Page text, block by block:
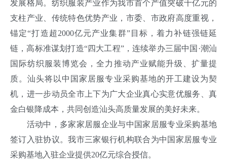
发展格局。纺织服装产业作为我市首个产值突破千亿元的
支柱产业、传统特色优势产业，市委、市政府高度重视，
锚定“打造超2000亿元产业集群”目标，着力补链强链延
链，高标准谋划打造“四大工程”，连续举办三届中国·潮汕
国际纺织服装博览会，全力推动产业赋能升级、扩量提
质。汕头将以中国家居服专业采购基地的开工建设为契
机，进一步动员全市上下为广大企业真心实意优服务、真
金白银降成本，共同创造汕头高质量发展的美好未来。
活动中，多家家居服企业与中国家居服专业采购基地
签订入驻协议。我市三家银行机构联合为中国家居服专业
采购基地入驻企业提供20亿元综合授信。